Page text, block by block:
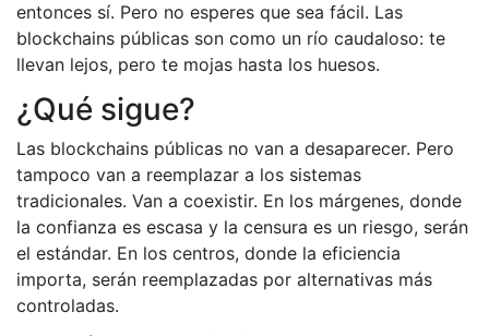
entonces sí. Pero no esperes que sea fácil. Las
blockchains públicas son como un río caudaloso: te
llevan lejos, pero te mojas hasta los huesos.
¿Qué sigue?
Las blockchains públicas no van a desaparecer. Pero
tampoco van a reemplazar a los sistemas
tradicionales. Van a coexistir. En los márgenes, donde
la confianza es escasa y la censura es un riesgo, serán
el estándar. En los centros, donde la eficiencia
importa, serán reemplazadas por alternativas más
controladas.